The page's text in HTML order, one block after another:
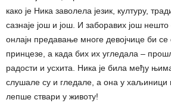
како је Ника заволела језик, културу,
сазнаје још и још. И заборавих још
онлајн предавање многе девојчице би се
принцезе, а када бих их угледала –
радости и усхита. Ника је била међу
слушале су и гледале, а она у
лепше ствари у животу!